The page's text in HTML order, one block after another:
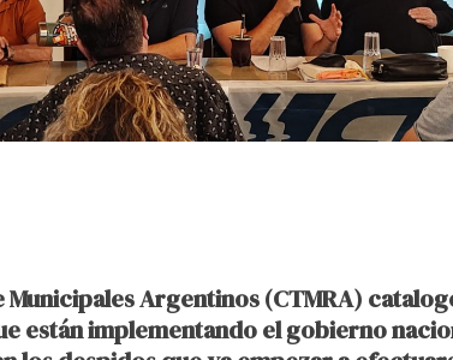
Argentinos (CTMRA)
están implementando el gobierno